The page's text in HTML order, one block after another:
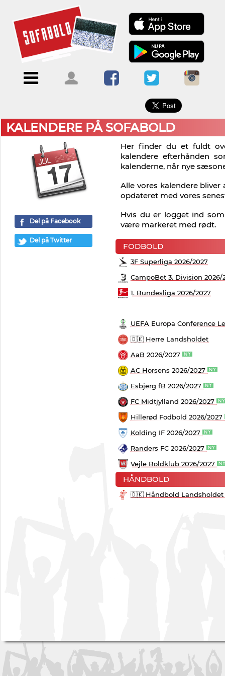
Menu
ForsideKalendere
Blogs
Om
Sofabold
Kontakt
bruger
×
KALENDERE PÅ SOFABOLD
Del på Facebook
Del på Twitter
Her finder du et fuldt
kalendere efterhånden
kalenderne, når nye
Alle vores kalendere
opdateret med vores
Hvis du er logget ind
være markeret med rødt.
FODBOLD
3F Superliga 2026/2027
CampoBet 3. Division 2026/
1. Bundesliga 2026/2027
UEFA Europa Conference
🇩🇰 Herre Landsholdet
AaB 2026/2027
AC Horsens 2026/2027
Esbjerg fB 2026/2027
FC Midtjylland 2026/2027
Hillerød Fodbold 2026/2027
Kolding IF 2026/2027
Randers FC 2026/2027
Vejle Boldklub 2026/2027
HÅNDBOLD
🇩🇰 Håndbold Landsholdet